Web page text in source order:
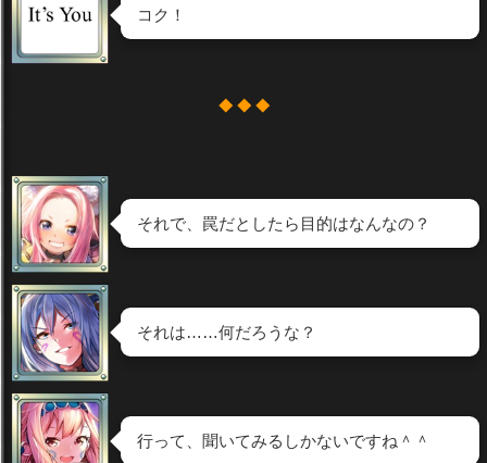
コク！
◆ ◆ ◆
それで、罠だとしたら目的はなんなの？
それは……何だろうな？
行って、聞いてみるしかないですね＾＾